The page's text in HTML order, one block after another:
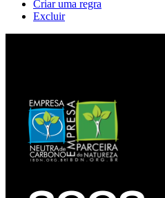
Criar uma regra
Excluir